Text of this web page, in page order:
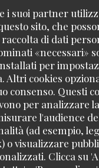
i suoi partner
sito, che
di dati
«necessari»
per
Altri cookies
consenso. Questi
per analizzare
l'audience
(ad esempio,
o visualizzare
Clicca su
CUCINA:
redire ! Merci